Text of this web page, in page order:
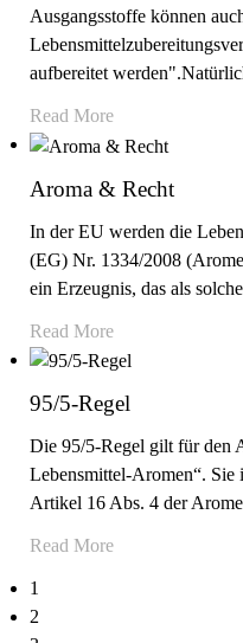
Ausgangsstoffe können
aufbereitet
Read More
Aroma & Recht
In der EU werden die
(EG) Nr. 1334/2008
ein Erzeugnis, das als
Read More
95/5-Regel
Die 95/5-Regel gilt für den
Lebensmittel-Aromen“.
Artikel 16 Abs. 4 der
Read More
1
2